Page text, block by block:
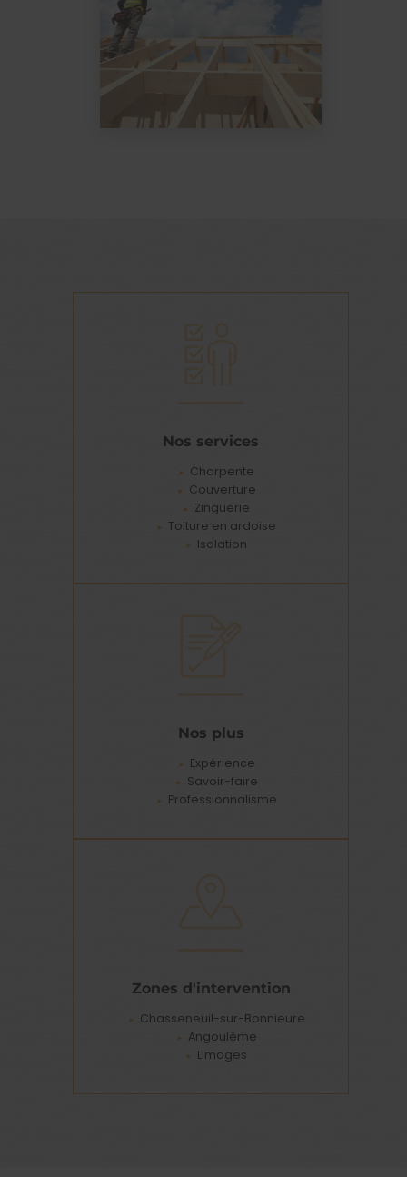
Nos services
Charpente
Couverture
Zinguerie
Toiture en ardoise
Isolation
Nos plus
Expérience
Savoir-faire
Professionnalisme
Zones d'intervention
Chasseneuil-sur-Bonnieure
Angoulême
Limoges